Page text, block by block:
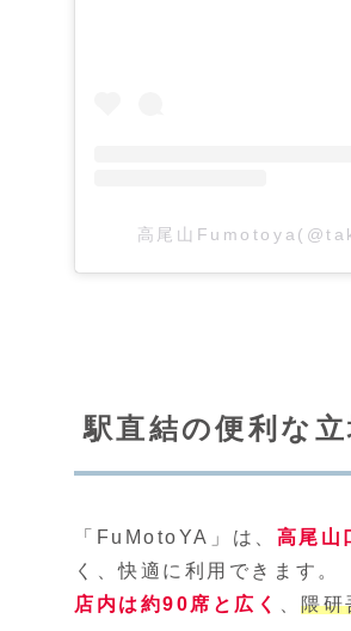
高尾山
駅直結の便利な立
「FuMotoYA」は、 高尾山
く、快適に利用できます。
店内は約90席と広く
、隈研